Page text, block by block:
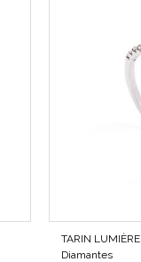
TARIN LUMIÈRE
Diamantes